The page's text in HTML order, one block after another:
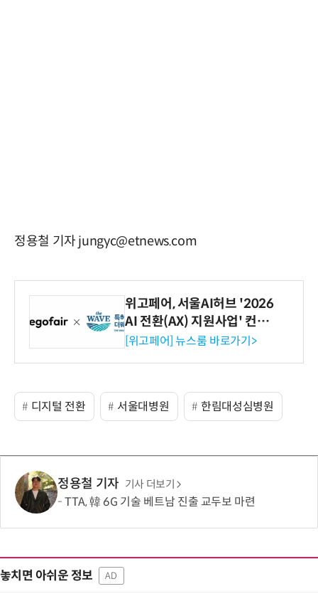
정용철 기자 jungyc@etnews.com
위고페어, 서울AI허브 '2026
AI 전환(AX) 지원사업' 컨소
시엄 선정
[위고페어] 뉴스룸 바로가기>
디지털 전환 서울대병원 한림대성심병원
정용철 기자 기사 더보기
TTA, 韓 6G 기술 베트남 진출 교두보 마련
놓치면 아쉬운 정보 AD